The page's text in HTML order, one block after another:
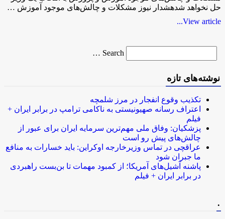
حل نخواهد شدهشدار نیوز مشکلات و چالش‌های موجود آموزش …
View article...
for
Search …
نوشته‌های تازه
تکذیب وقوع انفجار در مرز شلمچه
اعتراف رسانه صهیونیستی به ناکامی ترامپ در برابر ایران +
فیلم
پزشکیان: وفاق ملی مهم‌ترین سرمایه ایران برای عبور از
چالش‌های پیش رو است
عراقچی در تماس وزیرخارجه اوکراین: باید خسارات به منافع
ما جبران شود
پاشنه آشیل‌های آمریکا؛ از کمبود مهمات تا بن‌بست راهبردی
در برابر ایران + فیلم